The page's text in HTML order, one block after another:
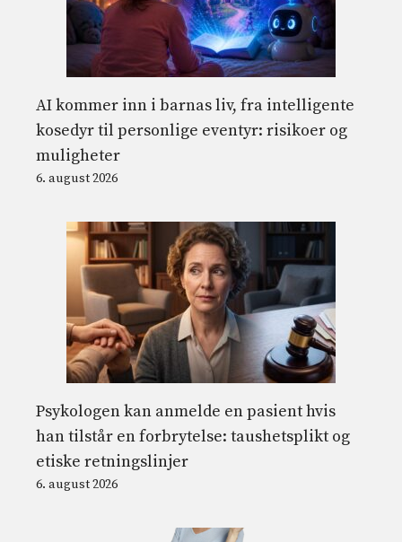
AI kommer inn i barnas liv, fra intelligente
kosedyr til personlige eventyr: risikoer og
muligheter
6. august 2026
Psykologen kan anmelde en pasient hvis
han tilstår en forbrytelse: taushetsplikt og
etiske retningslinjer
6. august 2026